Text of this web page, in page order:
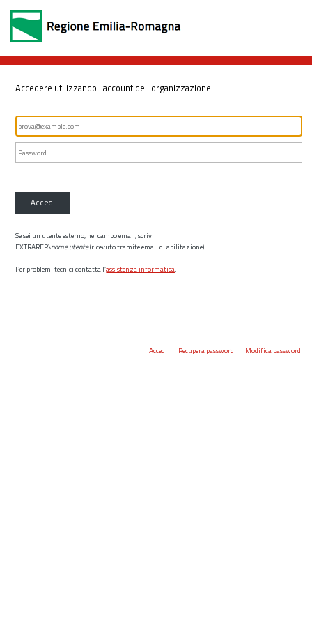
Accedere utilizzando l'account dell'organizzazione
Accedi
Se sei un utente esterno, nel campo email, scrivi
EXTRARER\nome utente(ricevuto tramite email di abilitazione)
Per problemi tecnici contatta l’assistenza informatica.
Accedi Recupera password Modifica password